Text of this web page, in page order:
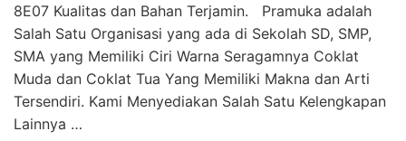
8E07 Kualitas dan Bahan Terjamin. Pramuka adalah
Salah Satu Organisasi yang ada di Sekolah SD, SMP,
SMA yang Memiliki Ciri Warna Seragamnya Coklat
Muda dan Coklat Tua Yang Memiliki Makna dan Arti
Tersendiri. Kami Menyediakan Salah Satu Kelengkapan
Lainnya …